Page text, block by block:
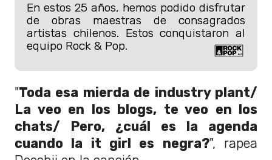
En estos 25 años, hemos podido disfrutar
de obras maestras de consagrados
artistas chilenos. Estos conquistaron al
equipo Rock & Pop.
"Toda esa mierda de industry plant/
La veo en los blogs, te veo en los
chats/ Pero, ¿cuál es la agenda
cuando la it girl es negra?", rapea